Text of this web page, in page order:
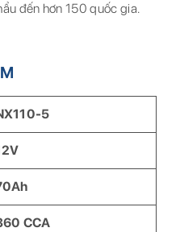
đến hơn 150 quốc gia.
5
CCA